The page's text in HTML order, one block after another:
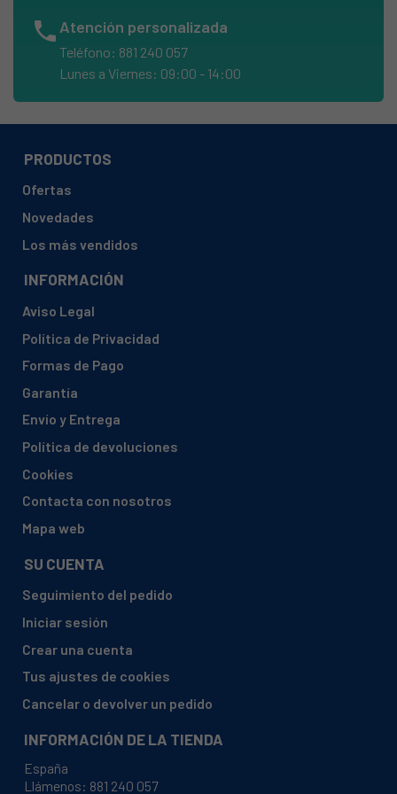
phone Atención personalizada
Teléfono: 881 240 057
Lunes a Viernes: 09:00 - 14:00
PRODUCTOS
Ofertas
Novedades
Los más vendidos
INFORMACIÓN
Aviso Legal
Política de Privacidad
Formas de Pago
Garantía
Envío y Entrega
Política de devoluciones
Cookies
Contacta con nosotros
Mapa web
SU CUENTA
Seguimiento del pedido
Iniciar sesión
Crear una cuenta
Tus ajustes de cookies
Cancelar o devolver un pedido
INFORMACIÓN DE LA TIENDA
España
Llámenos: 881 240 057